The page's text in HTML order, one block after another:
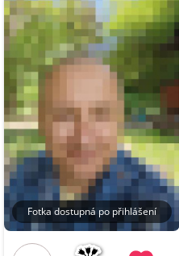
Fotka dostupná po přihlášení